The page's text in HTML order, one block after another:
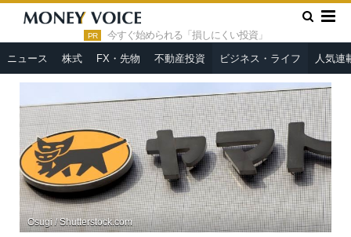
PR 今すぐ始められる「損しにくい投資」
ニュース 株式 FX・先物 不動産投資 ビジネス・ライフ 人気連
HOME » ビジネス・ライフ
ヤマトだけではない、日本の「過
剰サービス問題」を解決する真の処方箋＝島倉原
Osugi / Shutterstock.com